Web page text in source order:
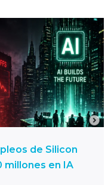
de Silicon
millones en IA